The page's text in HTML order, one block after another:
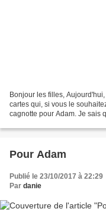
Bonjour les filles,
cartes qui, si vous le
cagnotte pour Adam. Je sais
Pour Adam
Publié le 23/10/2017 à 22:29
Par danie